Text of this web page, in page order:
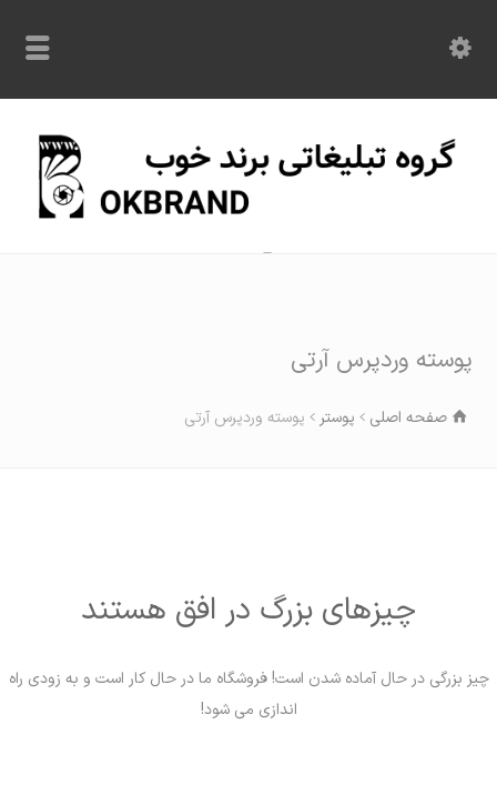
پوسته وردپرس آرتی
صفحه اصلی پوستر پوسته وردپرس آرتی
چیزهای بزرگ در افق هستند
چیز بزرگی در حال آماده شدن است! فروشگاه ما در حال کار است و به زودی راه
اندازی می شود!